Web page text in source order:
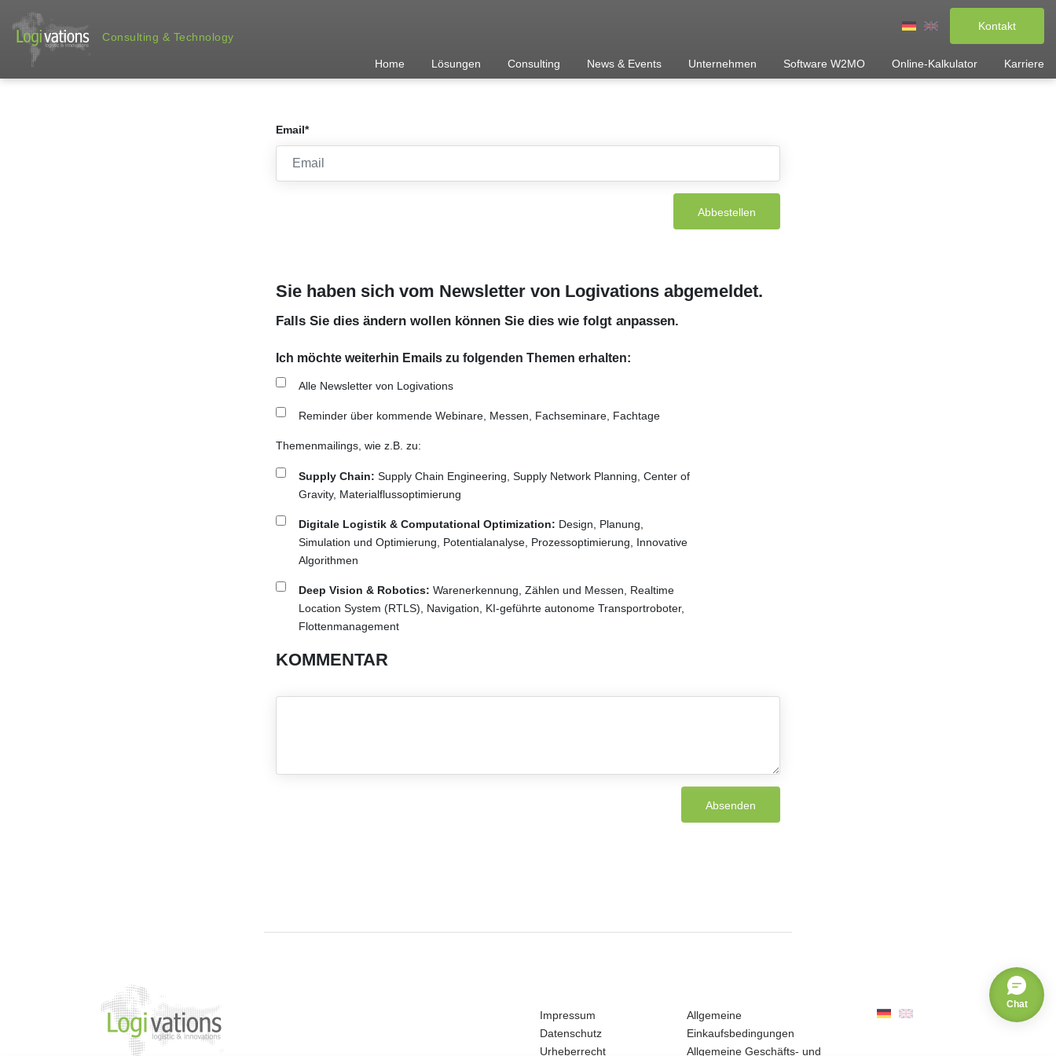
Consulting & Technology
Kontakt
Home Lösungen Consulting News & Events Unternehmen Software W2MO Online-Kalkulator Karriere
Email*
Sie haben sich vom Newsletter von Logivations abgemeldet.
Falls Sie dies ändern wollen können Sie dies wie folgt anpassen.
Ich möchte weiterhin Emails zu folgenden Themen erhalten:
Alle Newsletter von Logivations
Reminder über kommende Webinare, Messen, Fachseminare, Fachtage
Themenmailings, wie z.B. zu:
Supply Chain: Supply Chain Engineering, Supply Network Planning, Center of
Gravity, Materialflussoptimierung
Digitale Logistik & Computational Optimization: Design, Planung,
Simulation und Optimierung, Potentialanalyse, Prozessoptimierung, Innovative
Algorithmen
Deep Vision & Robotics: Warenerkennung, Zählen und Messen, Realtime
Location System (RTLS), Navigation, KI-geführte autonome Transportroboter,
Flottenmanagement
KOMMENTAR
Impressum
Datenschutz
Urheberrecht
Allgemeine
Einkaufsbedingungen
Allgemeine Geschäfts- und
Chat